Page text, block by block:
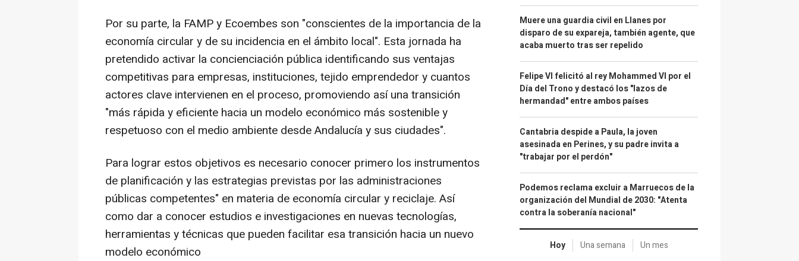
Por su parte, la FAMP y Ecoembes son "conscientes de la importancia de la
economía circular y de su incidencia en el ámbito local". Esta jornada ha
pretendido activar la concienciación pública identificando sus ventajas
competitivas para empresas, instituciones, tejido emprendedor y cuantos
actores clave intervienen en el proceso, promoviendo así una transición
"más rápida y eficiente hacia un modelo económico más sostenible y
respetuoso con el medio ambiente desde Andalucía y sus ciudades".
Para lograr estos objetivos es necesario conocer primero los instrumentos
de planificación y las estrategias previstas por las administraciones
públicas competentes" en materia de economía circular y reciclaje. Así
como dar a conocer estudios e investigaciones en nuevas tecnologías,
herramientas y técnicas que pueden facilitar esa transición hacia un nuevo
modelo económico
Muere una guardia civil en Llanes por
disparo de su expareja, también agente, que
acaba muerto tras ser repelido
Felipe VI felicitó al rey Mohammed VI por el
Día del Trono y destacó los "lazos de
hermandad" entre ambos países
Cantabria despide a Paula, la joven
asesinada en Perines, y su padre invita a
"trabajar por el perdón"
Podemos reclama excluir a Marruecos de la
organización del Mundial de 2030: "Atenta
contra la soberanía nacional"
Hoy Una semana Un mes